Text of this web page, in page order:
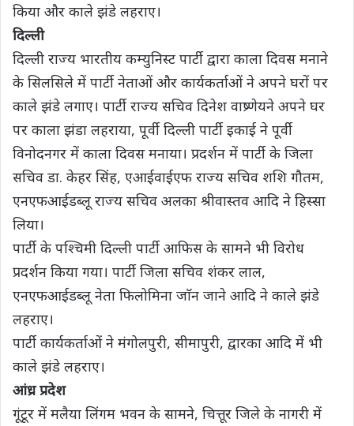
किया और काले झंडे लहराए।
दिल्ली
दिल्ली राज्य भारतीय कम्युनिस्ट पार्टी द्वारा काला दिवस मनाने
के सिलसिले में पार्टी नेताओं और कार्यकर्ताओं ने अपने घरों पर
काले झंडे लगाए। पार्टी राज्य सचिव दिनेश वाष्र्णेयने अपने घर
पर काला झंडा लहराया, पूर्वी दिल्ली पार्टी इकाई ने पूर्वी
विनोदनगर में काला दिवस मनाया। प्रदर्शन में पार्टी के जिला
सचिव डा. केहर सिंह, एआईवाईएफ राज्य सचिव शशि गौतम,
एनएफआईडब्लू राज्य सचिव अलका श्रीवास्तव आदि ने हिस्सा
लिया।
पार्टी के पश्चिमी दिल्ली पार्टी आफिस के सामने भी विरोध
प्रदर्शन किया गया। पार्टी जिला सचिव शंकर लाल,
एनएफआईडब्लू नेता फिलोमिना जाॅन जाने आदि ने काले झंडे
लहराए।
पार्टी कार्यकर्ताओं ने मंगोलपुरी, सीमापुरी, द्वारका आदि में भी
काले झंडे लहराए।
आंध्र प्रदेश
गूंटूर में मलैया लिंगम भवन के सामने, चित्तूर जिले के नागरी में